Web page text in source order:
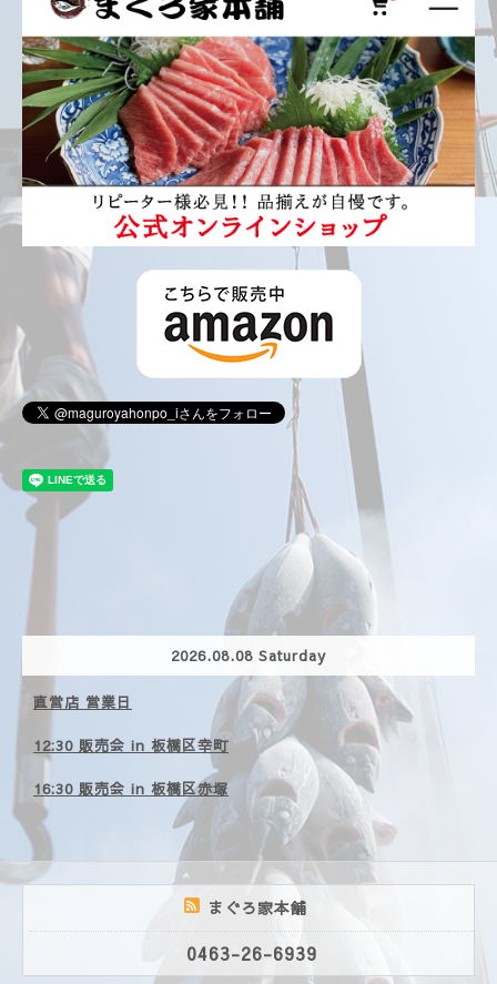
2026.08.08 Saturday
直営店 営業日
12:30 販売会 in 板橋区幸町
16:30 販売会 in 板橋区赤塚
まぐろ家本舗
0463-26-6939